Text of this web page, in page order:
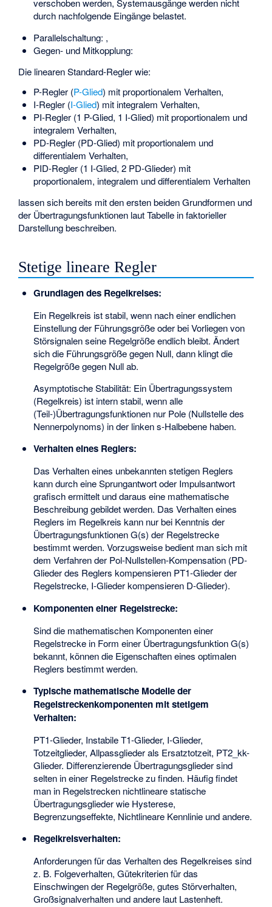
verschoben werden, Systemausgänge werden nicht
durch nachfolgende Eingänge belastet.
Parallelschaltung: ,
Gegen- und Mitkopplung:
Die linearen Standard-Regler wie:
P-Regler (P-Glied) mit proportionalem Verhalten,
I-Regler (I-Glied) mit integralem Verhalten,
PI-Regler (1 P-Glied, 1 I-Glied) mit proportionalem und
integralem Verhalten,
PD-Regler (PD-Glied) mit proportionalem und
differentialem Verhalten,
PID-Regler (1 I-Glied, 2 PD-Glieder) mit
proportionalem, integralem und differentialem Verhalten
lassen sich bereits mit den ersten beiden Grundformen und
der Übertragungsfunktionen laut Tabelle in faktorieller
Darstellung beschreiben.
Stetige lineare Regler
Grundlagen des Regelkreises:
Ein Regelkreis ist stabil, wenn nach einer endlichen
Einstellung der Führungsgröße oder bei Vorliegen von
Störsignalen seine Regelgröße endlich bleibt. Ändert
sich die Führungsgröße gegen Null, dann klingt die
Regelgröße gegen Null ab.
Asymptotische Stabilität: Ein Übertragungssystem
(Regelkreis) ist intern stabil, wenn alle
(Teil-)Übertragungsfunktionen nur Pole (Nullstelle des
Nennerpolynoms) in der linken s-Halbebene haben.
Verhalten eines Reglers:
Das Verhalten eines unbekannten stetigen Reglers
kann durch eine Sprungantwort oder Impulsantwort
grafisch ermittelt und daraus eine mathematische
Beschreibung gebildet werden. Das Verhalten eines
Reglers im Regelkreis kann nur bei Kenntnis der
Übertragungsfunktionen G(s) der Regelstrecke
bestimmt werden. Vorzugsweise bedient man sich mit
dem Verfahren der Pol-Nullstellen-Kompensation (PD-
Glieder des Reglers kompensieren PT1-Glieder der
Regelstrecke, I-Glieder kompensieren D-Glieder).
Komponenten einer Regelstrecke:
Sind die mathematischen Komponenten einer
Regelstrecke in Form einer Übertragungsfunktion G(s)
bekannt, können die Eigenschaften eines optimalen
Reglers bestimmt werden.
Typische mathematische Modelle der
Regelstreckenkomponenten mit stetigem
Verhalten:
PT1-Glieder, Instabile T1-Glieder, I-Glieder,
Totzeitglieder, Allpassglieder als Ersatztotzeit, PT2_kk-
Glieder. Differenzierende Übertragungsglieder sind
selten in einer Regelstrecke zu finden. Häufig findet
man in Regelstrecken nichtlineare statische
Übertragungsglieder wie Hysterese,
Begrenzungseffekte, Nichtlineare Kennlinie und andere.
Regelkreisverhalten:
Anforderungen für das Verhalten des Regelkreises sind
z. B. Folgeverhalten, Gütekriterien für das
Einschwingen der Regelgröße, gutes Störverhalten,
Großsignalverhalten und andere laut Lastenheft.